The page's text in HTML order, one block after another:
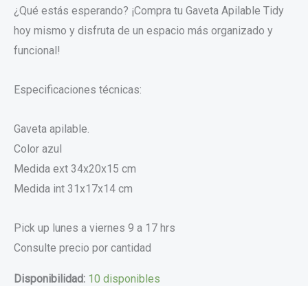
¿Qué estás esperando? ¡Compra tu Gaveta Apilable Tidy
hoy mismo y disfruta de un espacio más organizado y
funcional!
Especificaciones técnicas:
Gaveta apilable.
Color azul
Medida ext 34x20x15 cm
Medida int 31x17x14 cm
Pick up lunes a viernes 9 a 17 hrs
Consulte precio por cantidad
Disponibilidad: 10 disponibles